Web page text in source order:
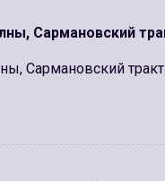
Сармановский
Сармановский